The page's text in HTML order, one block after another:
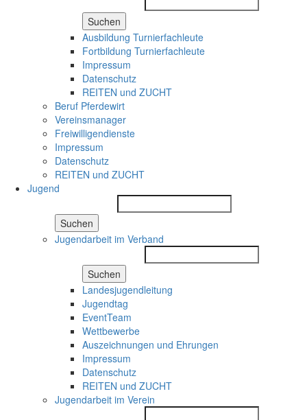
Suchen
Ausbildung Turnierfachleute
Fortbildung Turnierfachleute
Impressum
Datenschutz
REITEN und ZUCHT
Beruf Pferdewirt
Vereinsmanager
Freiwilligendienste
Impressum
Datenschutz
REITEN und ZUCHT
Jugend
Suchen
Jugendarbeit im Verband
Suchen
Landesjugendleitung
Jugendtag
EventTeam
Wettbewerbe
Auszeichnungen und Ehrungen
Impressum
Datenschutz
REITEN und ZUCHT
Jugendarbeit im Verein